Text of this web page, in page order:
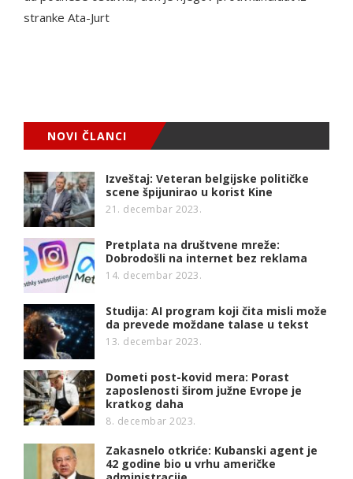
stranke Ata-Jurt
NOVI ČLANCI
Izveštaj: Veteran belgijske političke
scene špijunirao u korist Kine
21. decembar 2023.
Pretplata na društvene mreže:
Dobrodošli na internet bez reklama
14. decembar 2023.
Studija: AI program koji čita misli može
da prevede moždane talase u tekst
13. decembar 2023.
Dometi post-kovid mera: Porast
zaposlenosti širom južne Evrope je
kratkog daha
8. decembar 2023.
Zakasnelo otkriće: Kubanski agent je
42 godine bio u vrhu američke